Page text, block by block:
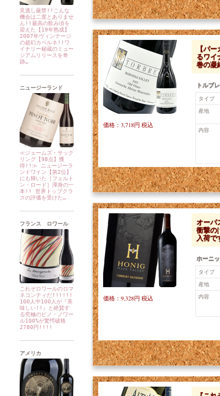
見逃し厳禁!!こんな
機会は二度とありませ
ん!!最高の飲み頃を
迎えた【19年熟成】
2007年ヴィンテージ
の超幻カベルネ!!ワ
イナリー秘蔵のミュー
ジアムリリースを奇
跡…
ニュージーランド
≪ジェームズ・サック
リング【98点】獲
得!!≫ ニュージーラ
ンドワイン【第2位】
にも輝いた［フェルト
ン・ロード］渾身の一
本!! 世界トップクラ
スの評価を受けた…
フランス ロワール
これぞロワールのロマ
ネコンティだ!!!!!!
100人中100人が『美
味しい!!』と絶賛す
る究極のピノ・ノワー
ル100%が驚愕破格
2780円!!!!
アメリカ
【パ
るワイ
巻の凝
トルブ
タイプ
産地
内容
価格：3,718円 税込
オーパ
衝撃の
入荷で
ホーニ
タイプ
産地
内容
価格：9,328円 税込